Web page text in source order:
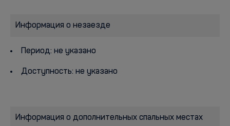
Информация о незаезде
Период: не указано
Доступность: не указано
Информация о дополнительных спальных местах